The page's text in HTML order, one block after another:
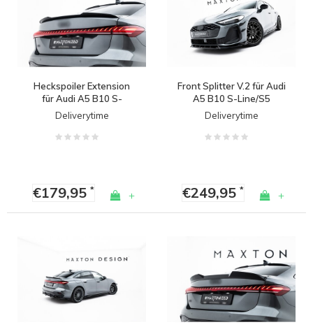
Heckspoiler Extension
für Audi A5 B10 S-
Line/S5 Sedan
Deliverytime
€179,95* +
Front Splitter V.2 für Audi
A5 B10 S-Line/S5
Sedan/Avant
Deliverytime
€249,95* +